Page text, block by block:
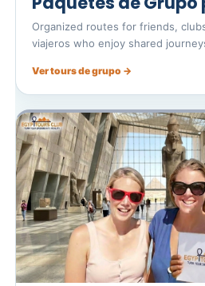
Organized routes for friends,
viajeros who enjoy shared
Ver tours de grupo →